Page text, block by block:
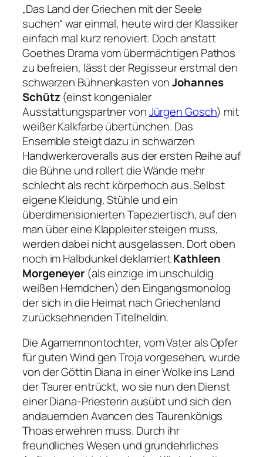
„Das Land der Griechen mit der Seele
suchen“war einmal, heute wird der Klassiker
einfach mal kurz renoviert. Doch anstatt
Goethes Drama vom übermächtigen Pathos
zu befreien, lässt der Regisseur erstmal den
schwarzen Bühnenkasten vonJohannes
Schütz (einst kongenialer
Ausstattungspartner vonJürgen Gosch) mit
weißer Kalkfarbe übertünchen. Das
Ensemble steigt dazu in schwarzen
Handwerkeroveralls aus der ersten Reihe auf
die Bühne und rollert die Wände mehr
schlecht als recht körperhoch aus. Selbst
eigene Kleidung, Stühle und ein
überdimensionierten Tapeziertisch, auf den
man über eine Klappleiter steigen muss,
werden dabei nicht ausgelassen. Dort oben
noch im Halbdunkel deklamiertKathleen
Morgeneyer (als einzige im unschuldig
weißen Hemdchen) den Eingangsmonolog
der sich in die Heimat nach Griechenland
zurücksehnenden Titelheldin.
Die Agamemnontochter, vom Vater als Opfer
für guten Wind gen Troja vorgesehen, wurde
von der Göttin Diana in einer Wolke ins Land
der Taurer entrückt, wo sie nun den Dienst
einer Diana-Priesterin ausübt und sich den
andauernden Avancen des Taurenkönigs
Thoas erwehren muss. Durch ihr
freundliches Wesen und grundehrliches